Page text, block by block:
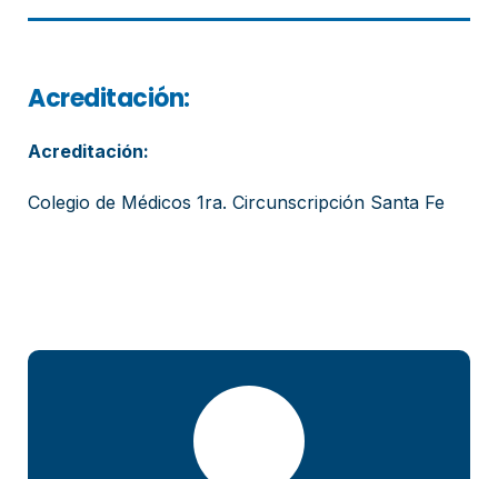
Acreditación:
Acreditación:
Colegio de Médicos 1ra. Circunscripción Santa Fe